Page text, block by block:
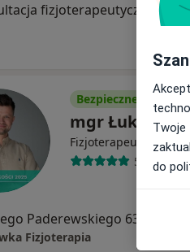
fizjoterapeutyczna
Bezpieczne płatności
mgr Łukasz
Fizjoterapeuta ·
58 opinii
Paderewskiego 63,
Fizjoterapia
Twoje
do